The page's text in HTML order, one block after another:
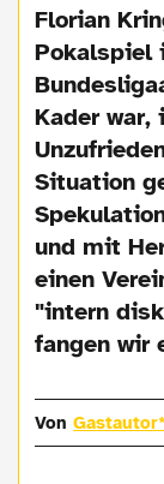
Florian
Pokalspiel
Kader
Situation
und mit
einen
"intern
fangen wir
Von